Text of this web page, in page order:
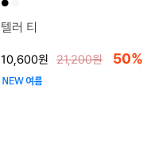
●
텔러 티
10,600원 21,200원 50%